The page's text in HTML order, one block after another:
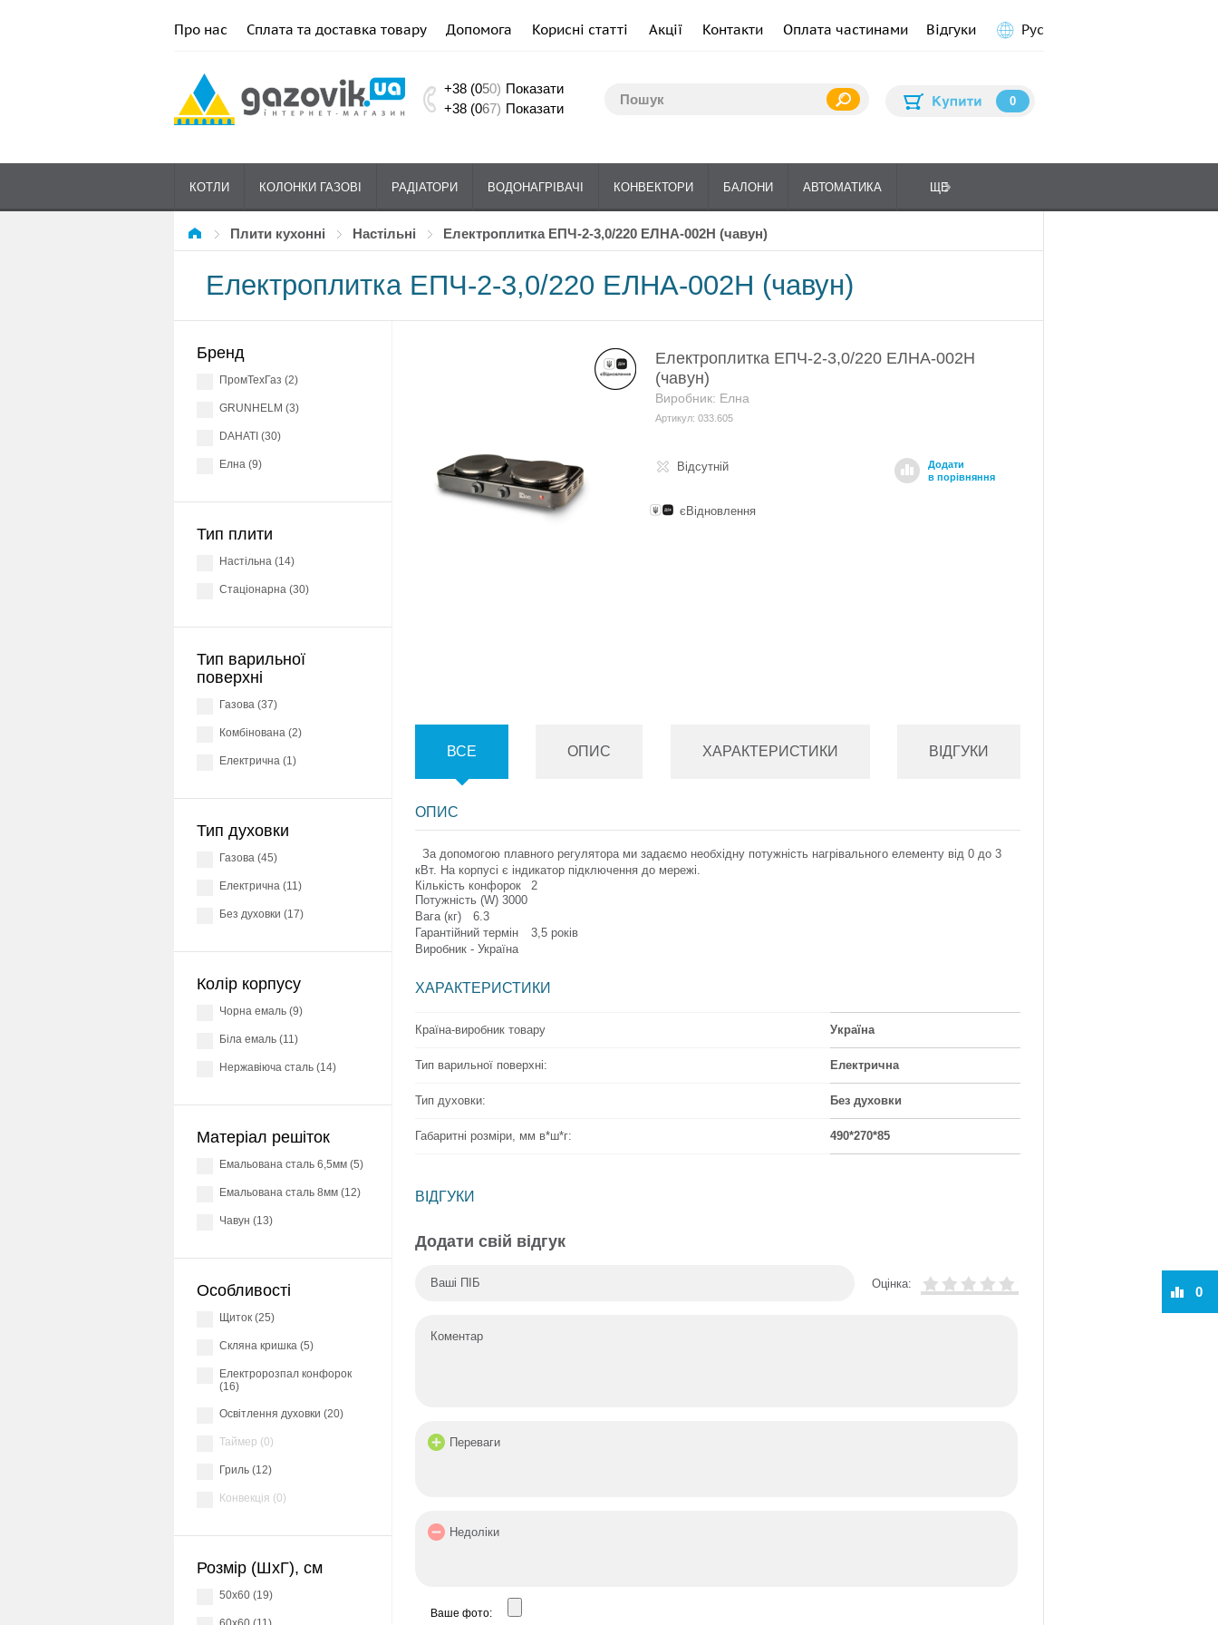
Про нас Сплата та доставка товару Допомога Корисні статті Акції Контакти Оплата частинами Відгуки Рус
+38 (050) Показати
+38 (067) Показати 0
КОТЛИ КОЛОНКИ ГАЗОВІ РАДІАТОРИ ВОДОНАГРІВАЧІ КОНВЕКТОРИ БАЛОНИ АВТОМАТИКА ЩЕ
Плити кухонні настільні Електроплитка ЕПЧ-2-3,0/220 ЕЛНА-002Н (чавун)
Електроплитка ЕПЧ-2-3,0/220 ЕЛНА-002Н (чавун)
Бренд
ПромТехГаз (2)
GRUNHELM (3)
DAHATI (30)
Елна (9)
Тип плити
настільна (14)
стаціонарна (30)
Тип варильної
поверхні
Газова (37)
Комбінована (2)
Електрична (1)
Тип духовки
Газова (45)
Електрична (11)
Без духовки (17)
Колір корпусу
Чорна емаль (9)
Біла емаль (11)
Нержавіюча сталь (14)
Матеріал решіток
Емальована сталь 6,5мм (5)
Емальована сталь 8мм (12)
Чавун (13)
Особливості
Щиток (25)
Скляна кришка (5)
Електророзпал конфорок
(16)
Освітлення духовки (20)
Таймер (0)
Гриль (12)
Конвекція (0)
Розмір (ШхГ), см
50x60 (19)
Електроплитка ЕПЧ-2-3,0/220 ЕЛНА-002Н
(чавун)
Виробник: Елна
Артикул: 033.605
Відсутній
єВідновлення
Додати
в порівняння
ВСЕ ОПИС ХАРАКТЕРИСТИКИ ВІДГУКИ
ОПИС
За допомогою плавного регулятора ми задаємо необхідну потужність нагрівального елементу від 0 до 3
кВт. На корпусі є індикатор підключення до мережі.
Кількість конфорок
2
Потужність (W) 3000
Вага (кг)
6.3
Гарантійний термін
3,5 років
Виробник - Україна
ХАРАКТЕРИСТИКИ
Країна-виробник товару Україна
Тип варильної поверхні: Електрична
Тип духовки: Без духовки
Габаритні розміри, мм в*ш*г: 490*270*85
ВІДГУКИ
Додати свій відгук
Оцінка:
Ваше фото:
0